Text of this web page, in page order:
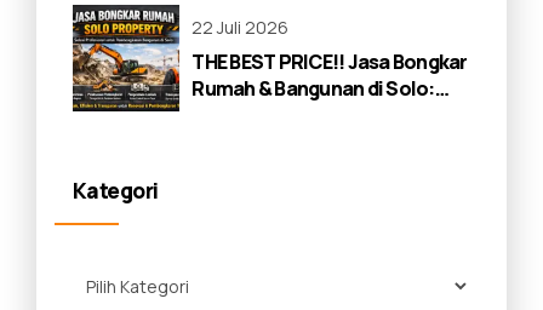
22 Juli 2026
THE BEST PRICE!! Jasa Bongkar
Rumah & Bangunan di Solo:
Kategori